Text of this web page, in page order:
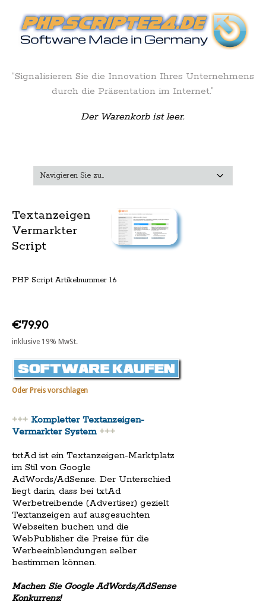
“Signalisieren Sie die Innovation Ihres Unternehmens
durch die Präsentation im Internet.”
Der Warenkorb ist leer.
Textanzeigen
Vermarkter
Script
PHP Script Artikelnummer 16
€79.90
inklusive 19% MwSt.
Oder Preis vorschlagen
+++ Kompletter Textanzeigen-
Vermarkter System +++
txtAd ist ein Textanzeigen-Marktplatz
im Stil von Google
AdWords/AdSense. Der Unterschied
liegt darin, dass bei txtAd
Werbetreibende (Advertiser) gezielt
Textanzeigen auf ausgesuchten
Webseiten buchen und die
WebPublisher die Preise für die
Werbeeinblendungen selber
bestimmen können.
Machen Sie Google AdWords/AdSense
Konkurrenz!